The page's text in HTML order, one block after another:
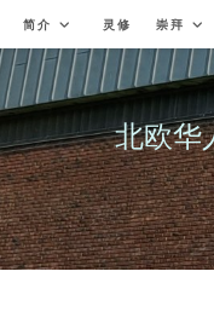
简介 灵修 崇拜
北欧华